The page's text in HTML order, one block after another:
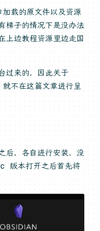
载的原文件以及资源
梯子的情况下是没办法
上边教程资源里边走国
来的，因此关于
不在这篇文章进行呈
后，各自进行安装，没
版本打开之后首先将